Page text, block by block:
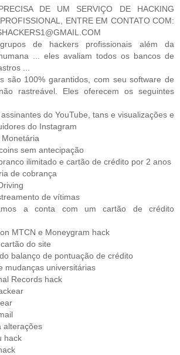
DE UM SERVIÇO DE HACKING
ENTRE EM CONTATO COM:
de hackers profissionais além da
... eles avaliam todos os bancos de
...
são 100% garantidos, com seu software de
rastreável. Eles oferecem os seguintes
do YouTube, tans e visualizações e
do Instagram
Monetária
sem antecipação
ilimitado e cartão de crédito por 2 anos
de cobrança
de vítimas
a conta com um cartão de crédito
MTCN e Moneygram hack
do site
balanço de pontuação de crédito
mudanças universitárias
Records hack
alterações
hack